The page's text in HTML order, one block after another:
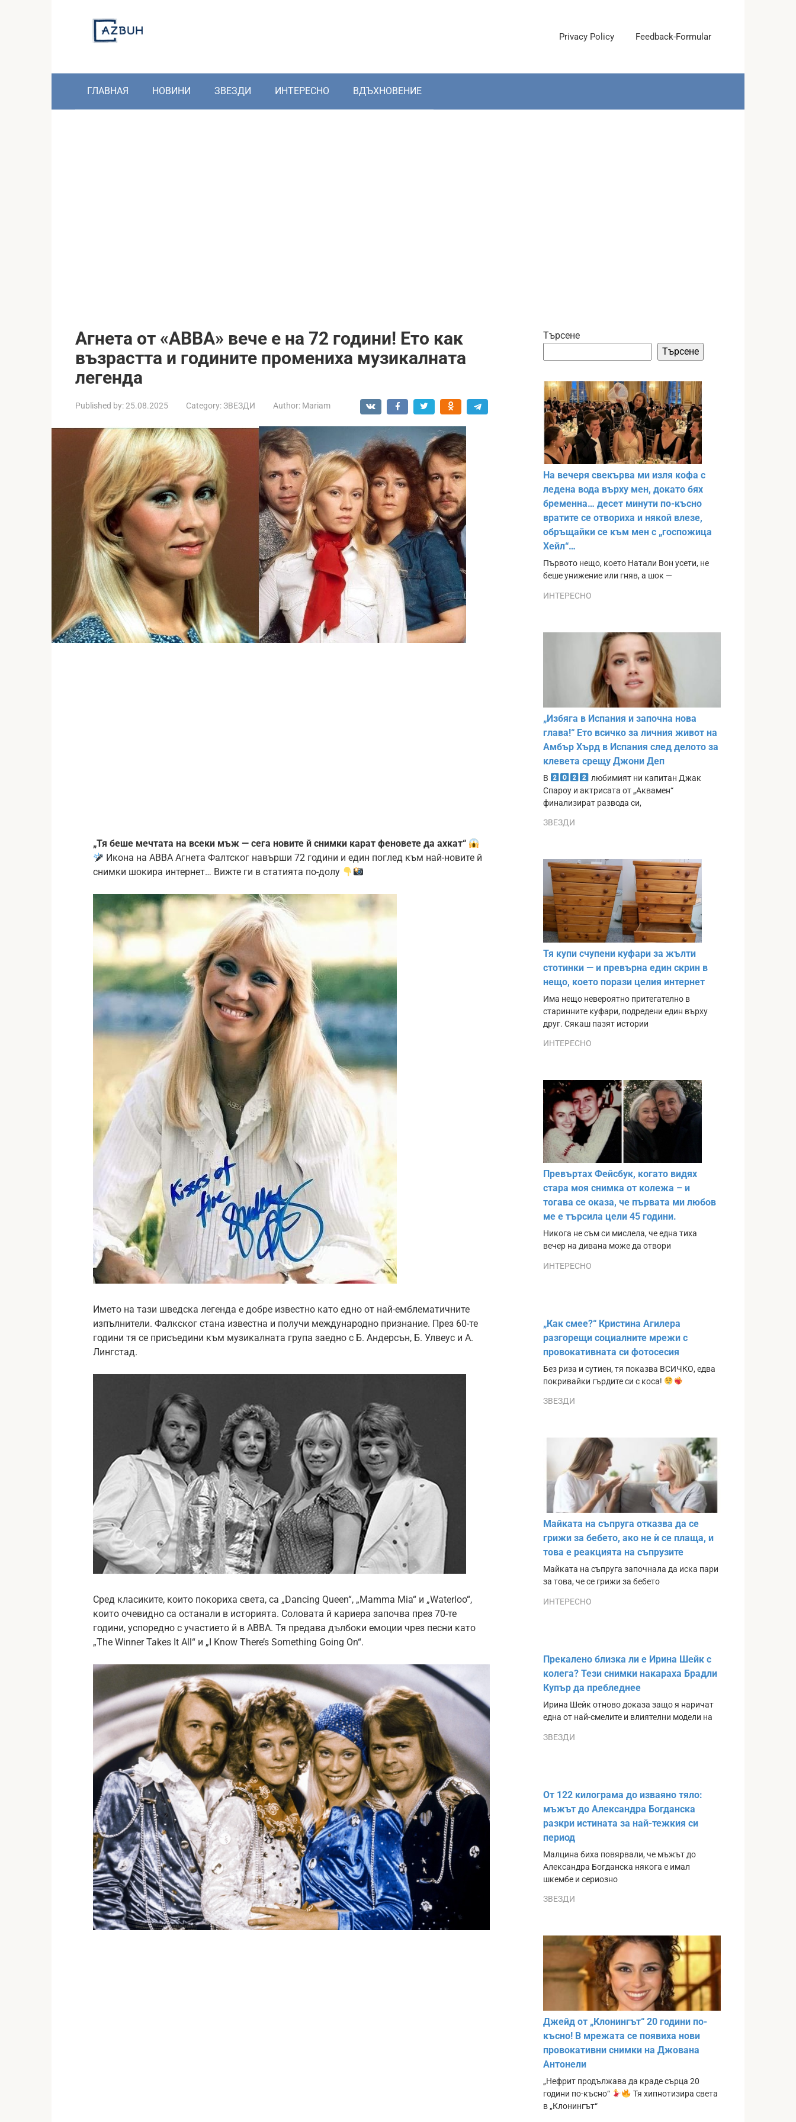
Privacy Policy Feedback-Formular
ГЛАВНАЯ НОВИНИ ЗВЕЗДИ ИНТЕРЕСНО ВДЪХНОВЕНИЕ
Агнета от «ABBA» вече е на 72 години! Ето как
възрастта и годините промениха музикалната
легенда
Published by:25.08.2025 Category:ЗВЕЗДИ Author: Mariam
„Тя беше мечтата на всеки мъж — сега новите й снимки карат феновете да ахкат“
Икона на ABBA Агнета Фалтског навърши 72 години и един поглед към най-новите й
снимки шокира интернет… Вижте ги в статията по-долу
Името на тази шведска легенда е добре известно като едно от най-емблематичните
изпълнители. Фалкског стана известна и получи международно признание. През 60-те
години тя се присъедини към музикалната група заедно с Б. Андерсън, Б. Улвеус и А.
Лингстад.
Сред класиките, които покориха света, са „Dancing Queen“, „Mamma Mia“ и „Waterloo“,
които очевидно са останали в историята. Соловата й кариера започва през 70-те
години, успоредно с участието й в ABBA. Тя предава дълбоки емоции чрез песни като
„The Winner Takes It All“ и „I Know There’s Something Going On“.
Търсене
Търсене
На вечеря свекърва ми изля кофа с
ледена вода върху мен, докато бях
бременна… десет минути по-късно
вратите се отвориха и някой влезе,
обръщайки се към мен с „госпожица
Хейл“…
Първото нещо, което Натали Вон усети, не
беше унижение или гняв, а шок —
ИНТЕРЕСНО
„Избяга в Испания и започна нова
глава!“ Ето всичко за личния живот на
Амбър Хърд в Испания след делото за
клевета срещу Джони Деп
В
любимият ни капитан Джак
Спароу и актрисата от „Аквамен“
финализират развода си,
ЗВЕЗДИ
Тя купи счупени куфари за жълти
стотинки — и превърна един скрин в
нещо, което порази целия интернет
Има нещо невероятно притегателно в
старинните куфари, подредени един върху
друг. Сякаш пазят истории
ИНТЕРЕСНО
Превъртах Фейсбук, когато видях
стара моя снимка от колежа – и
тогава се оказа, че първата ми любов
ме е търсила цели 45 години.
Никога не съм си мислела, че една тиха
вечер на дивана може да отвори
ИНТЕРЕСНО
„Как смее?“ Кристина Агилера
разгорещи социалните мрежи с
провокативната си фотосесия
Без риза и сутиен, тя показва ВСИЧКО, едва
покривайки гърдите си с коса!
ЗВЕЗДИ
Майката на съпруга отказва да се
грижи за бебето, ако не ѝ се плаща, и
това е реакцията на съпрузите
Майката на съпруга започнала да иска пари
за това, че се грижи за бебето
ИНТЕРЕСНО
Прекалено близка ли е Ирина Шейк с
колега? Тези снимки накараха Брадли
Купър да пребледнее
Ирина Шейк отново доказа защо я наричат
една от най-смелите и влиятелни модели на
ЗВЕЗДИ
От 122 килограма до изваяно тяло:
мъжът до Александра Богданска
разкри истината за най-тежкия си
период
Малцина биха повярвали, че мъжът до
Александра Богданска някога е имал
шкембе и сериозно
ЗВЕЗДИ
Джейд от „Клонингът“ 20 години по-
късно! В мрежата се появиха нови
провокативни снимки на Джована
Антонели
„Нефрит продължава да краде сърца 20
години по-късно“
Тя хипнотизира света
в „Клонингът“